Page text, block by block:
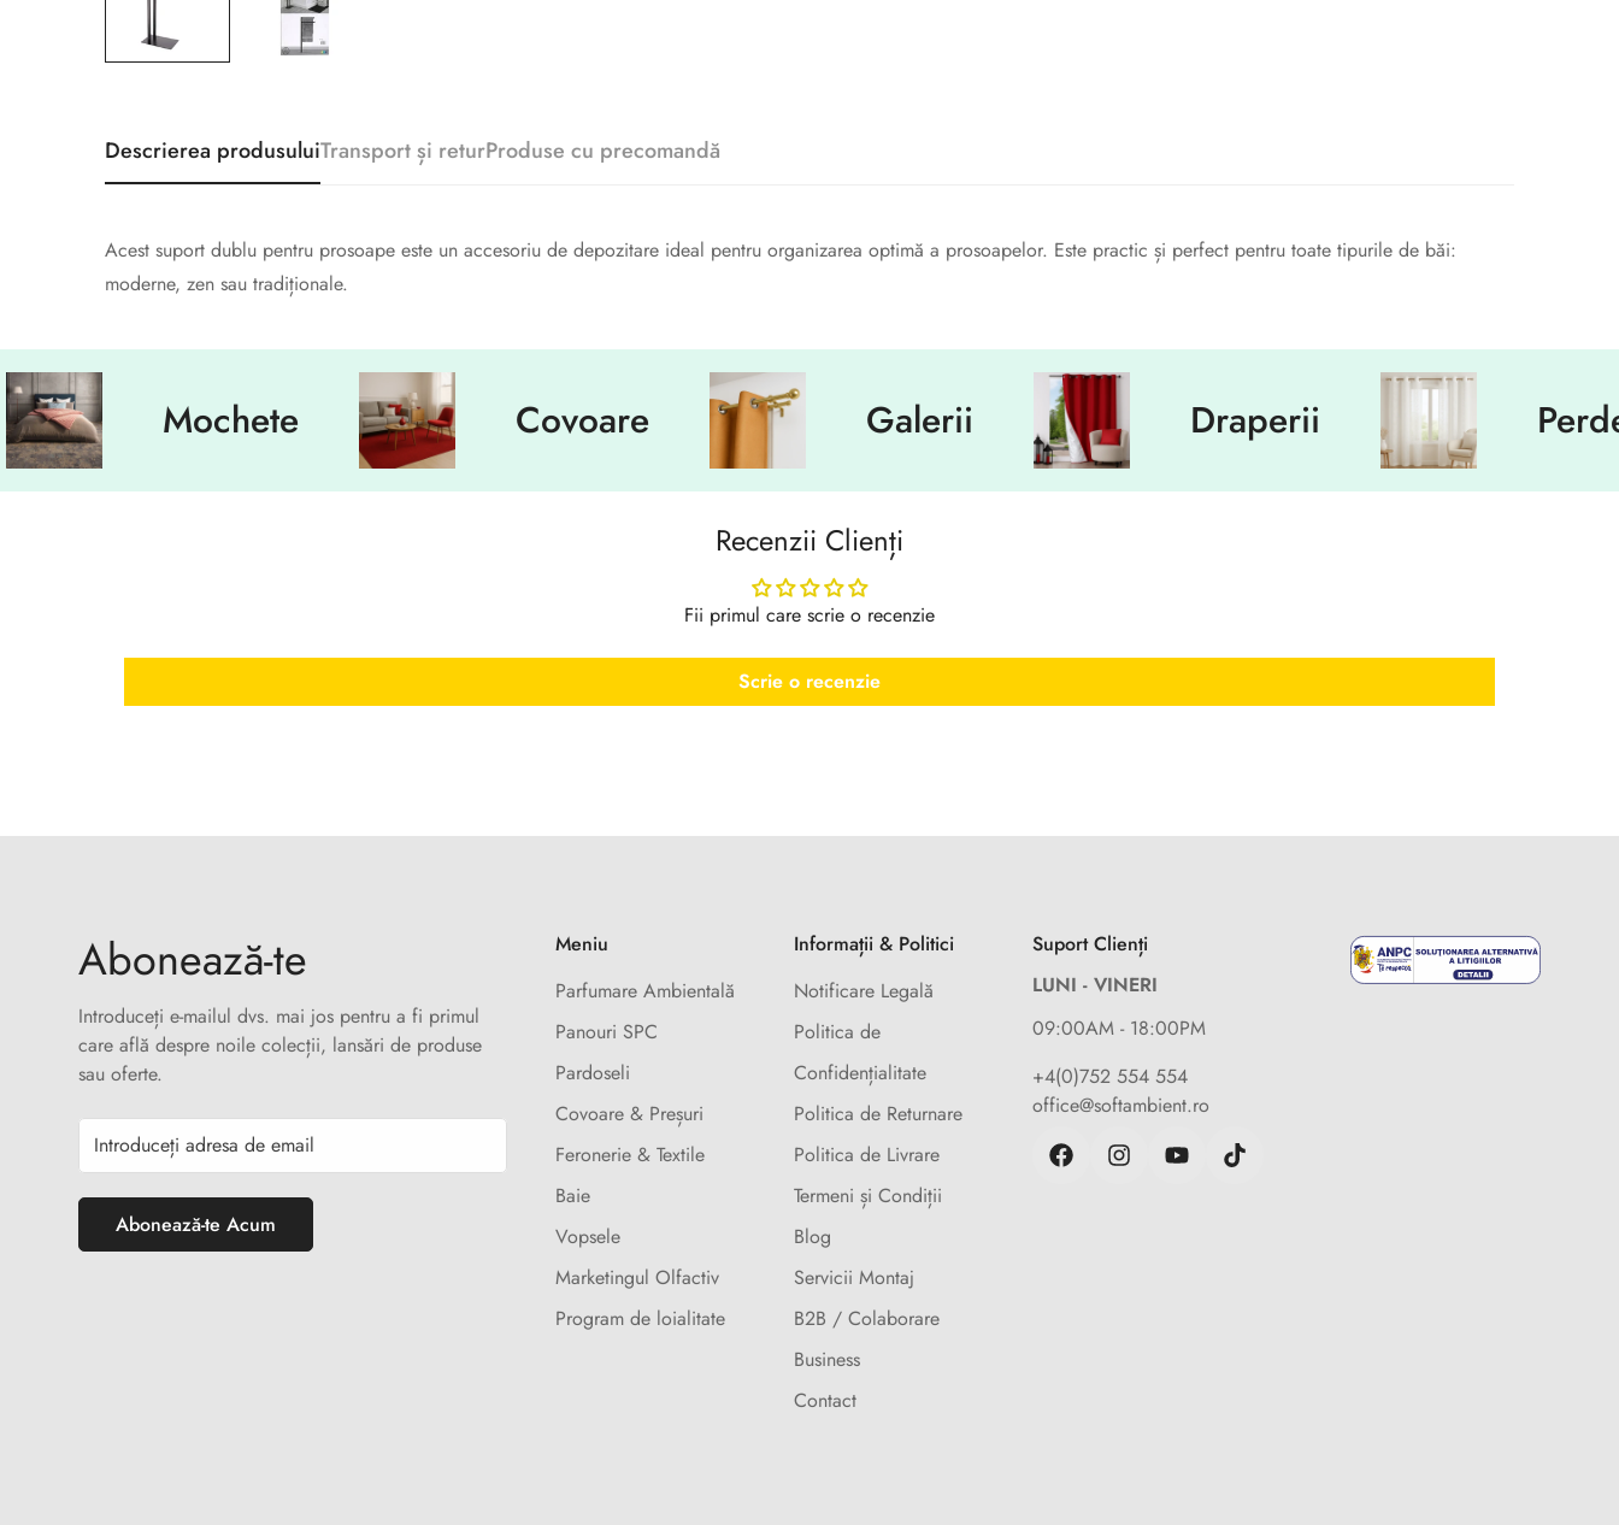
Descrierea produsuluiTransport și returProduse cu precomandă
Acest suport dublu pentru prosoape este un accesoriu de depozitare ideal pentru organizarea optimă a prosoapelor. Este practic și perfect pentru toate tipurile de băi:
moderne, zen sau tradiționale.
Mochete Covoare Galerii Draperii Perdele
Recenzii Clienți
Fii primul care scrie o recenzie
Scrie o recenzie
Abonează-te
Introduceți e-mailul dvs. mai jos pentru a fi primul
care află despre noile colecții, lansări de produse
sau oferte.
Abonează-te Acum
Meniu
Parfumare Ambientală
Panouri SPC
Pardoseli
Covoare & Preșuri
Feronerie & Textile
Baie
Vopsele
Marketingul Olfactiv
Program de loialitate
Informații & Politici
Notificare Legală
Politica de
Confidențialitate
Politica de Returnare
Politica de Livrare
Termeni și Condiții
Blog
Servicii Montaj
B2B / Colaborare
Business
Contact
Suport Clienți
LUNI - VINERI
09:00AM - 18:00PM
+4(0)752 554 554
office@softambient.ro